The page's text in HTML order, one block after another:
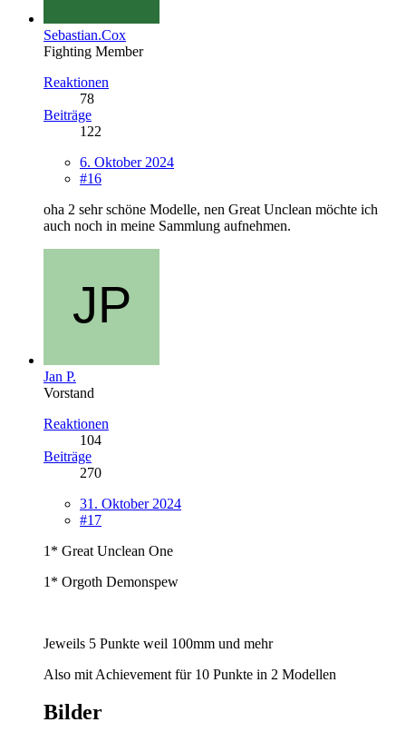
Sebastian.Cox
Fighting Member
Reaktionen
78
Beiträge
122
6. Oktober 2024
#16
oha 2 sehr schöne Modelle, nen Great Unclean möchte ich
auch noch in meine Sammlung aufnehmen.
Jan P.
Vorstand
Reaktionen
104
Beiträge
270
31. Oktober 2024
#17
1* Great Unclean One
1* Orgoth Demonspew
Jeweils 5 Punkte weil 100mm und mehr
Also mit Achievement für 10 Punkte in 2 Modellen
Bilder